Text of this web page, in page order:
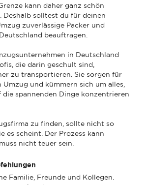
kann daher ganz schön
Deshalb solltest du für deinen
zuverlässige Packer und
beauftragen.
in Deutschland
die darin geschult sind,
zu transportieren. Sie sorgen für
Umzug und kümmern sich um alles,
spannenden Dinge konzentrieren
zu finden, sollte nicht so
es scheint. Der Prozess kann
nicht teuer sein.
Familie, Freunde und Kollegen.